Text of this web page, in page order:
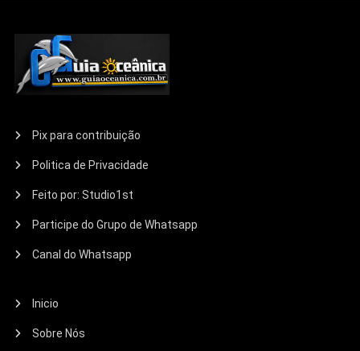
Pix para contribuição
Politica de Privacidade
Feito por: Studio1st
Participe do Grupo de Whatsapp
Canal do Whatsapp
Inicio
Sobre Nós